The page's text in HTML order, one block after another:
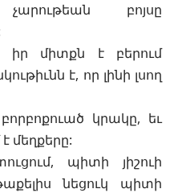
բոյսը
իր միտքն է բերում
է, որ լինի լսող
կրակը, եւ
մեղքերը:
պիտի յիշուի
նեցուկ պիտի